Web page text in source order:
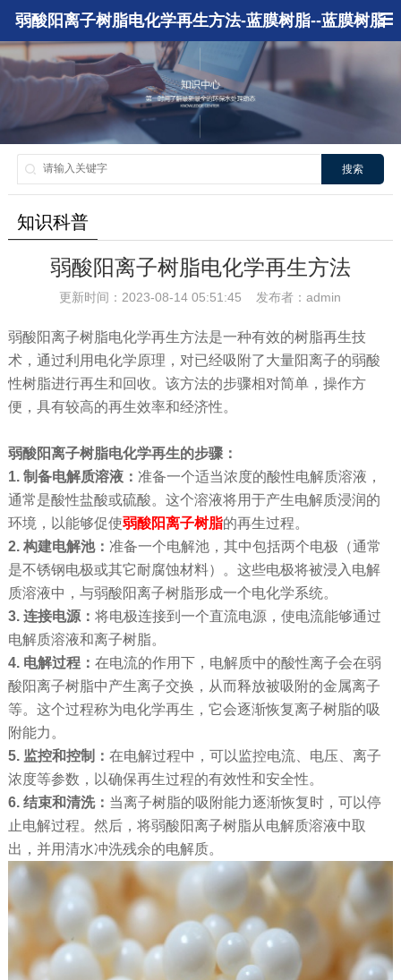
弱酸阳离子树脂电化学再生方法-蓝膜树脂--蓝膜树脂
搜索
知识科普
弱酸阳离子树脂电化学再生方法
更新时间：2023-08-14 05:51:45 发布者：admin
弱酸阳离子树脂电化学再生方法是一种有效的树脂再生技
术，通过利用电化学原理，对已经吸附了大量阳离子的弱酸
性树脂进行再生和回收。该方法的步骤相对简单，操作方
便，具有较高的再生效率和经济性。
弱酸阳离子树脂电化学再生的步骤：
1. 制备电解质溶液： 准备一个适当浓度的酸性电解质溶液，
通常是酸性盐酸或硫酸。这个溶液将用于产生电解质浸润的
环境，以能够促使弱酸阳离子树脂的再生过程。
2. 构建电解池： 准备一个电解池，其中包括两个电极（通常
是不锈钢电极或其它耐腐蚀材料）。这些电极将被浸入电解
质溶液中，与弱酸阳离子树脂形成一个电化学系统。
3. 连接电源： 将电极连接到一个直流电源，使电流能够通过
电解质溶液和离子树脂。
4. 电解过程： 在电流的作用下，电解质中的酸性离子会在弱
酸阳离子树脂中产生离子交换，从而释放被吸附的金属离子
等。这个过程称为电化学再生，它会逐渐恢复离子树脂的吸
附能力。
5. 监控和控制： 在电解过程中，可以监控电流、电压、离子
浓度等参数，以确保再生过程的有效性和安全性。
6. 结束和清洗： 当离子树脂的吸附能力逐渐恢复时，可以停
止电解过程。然后，将弱酸阳离子树脂从电解质溶液中取
出，并用清水冲洗残余的电解质。